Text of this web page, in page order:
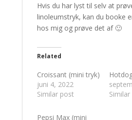
Hvis du har lyst til selv at
linoleumstryk, kan du booke
hos mig og prøve det af 🙂
Related
Croissant (mini tryk)
juni 4, 2022
Similar post
Pepsi Max (mini